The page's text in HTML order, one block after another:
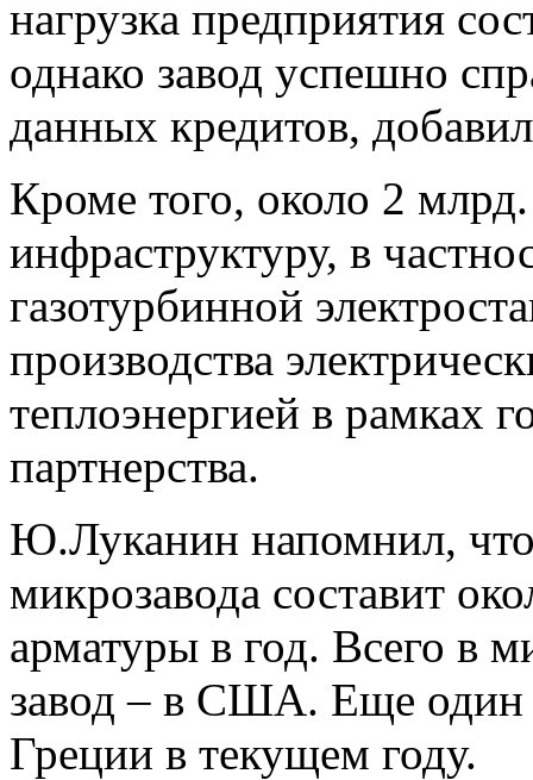
нагрузка предприятия
однако завод успешно
данных кредитов,
Кроме того, около 2
инфраструктуру, в
газотурбинной
производства
теплоэнергией в рамках
партнерства.
Ю.Луканин напомнил, что
микрозавода составит
арматуры в год. Всего в
завод – в США. Еще один
Греции в текущем году.